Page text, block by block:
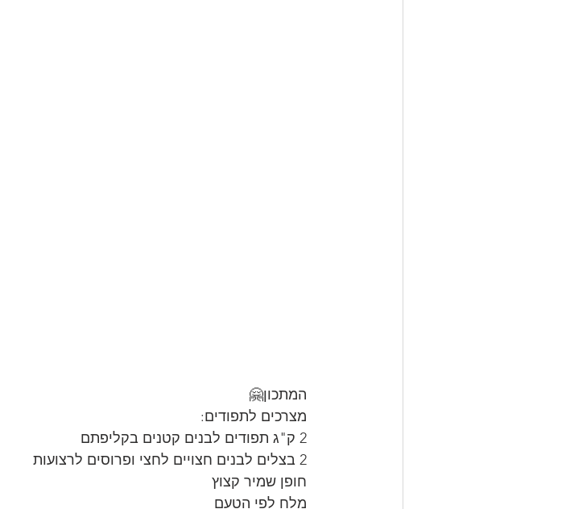
המתכון🤗
מצרכים לתפודים:
2 ק"ג תפודים לבנים קטנים בקליפתם
2 בצלים לבנים חצויים לחצי ופרוסים לרצועות
חופן שמיר קצוץ
מלח לפי הטעם